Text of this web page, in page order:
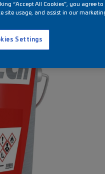
“Accept All Cookies”, you agree
site usage, and assist in our
Settings